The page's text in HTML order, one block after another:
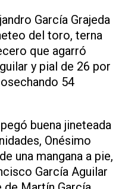
García Grajeda
del toro, terna
que agarró
y pial de 26 por
54
buena jineteada
Onésimo
una mangana a pie,
García Aguilar